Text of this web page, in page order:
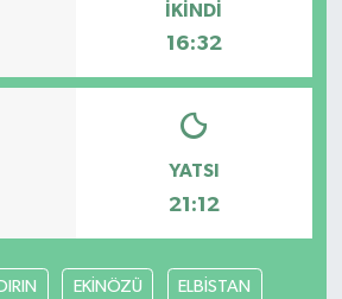
İKINDI
16:32
YATSI
21:12
EKİNÖZÜ ELBİSTAN